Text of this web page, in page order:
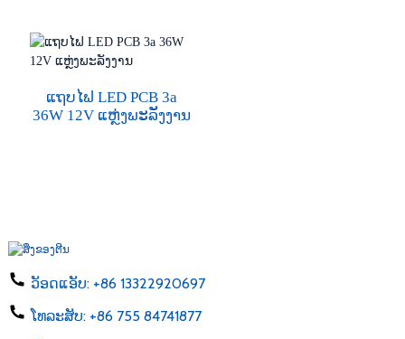
ແຖບໄຟ LED PCB 3a
36W 12V ແຫຼ່ງພະລັງງານ
ວັອດແອັບ: +86 13322920697
ໂທລະສັບ: +86 755 84741877